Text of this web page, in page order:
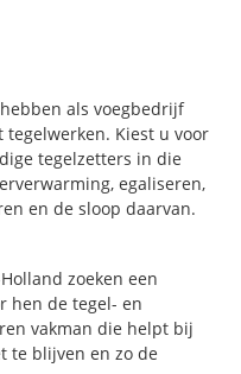
als voegbedrijf
Kiest u voor
tegelzetters in die
egaliseren,
en de sloop daarvan.
zoeken een
hen de tegel- en
vakman die helpt bij
te blijven en zo de